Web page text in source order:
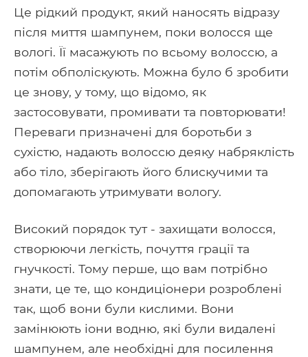
Це рідкий продукт, який наносять відразу
після миття шампунем, поки волосся ще
вологі. Її масажують по всьому волоссю, а
потім обполіскують. Можна було б зробити
це знову, у тому, що відомо, як
застосовувати, промивати та повторювати!
Переваги призначені для боротьби з
сухістю, надають волоссю деяку набряклість
або тіло, зберігають його блискучими та
допомагають утримувати вологу.
Високий порядок тут - захищати волосся,
створюючи легкість, почуття грації та
гнучкості. Тому перше, що вам потрібно
знати, це те, що кондиціонери розроблені
так, щоб вони були кислими. Вони
замінюють іони водню, які були видалені
шампунем, але необхідні для посилення